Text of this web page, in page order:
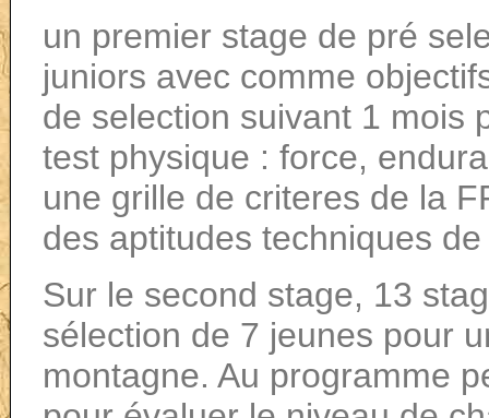
un premier stage de pré
juniors avec comme
de selection suivant 1 mois
test physique : force,
une grille de criteres de la
des aptitudes techniques
Sur le second stage, 13
sélection de 7 jeunes pour
montagne. Au programme